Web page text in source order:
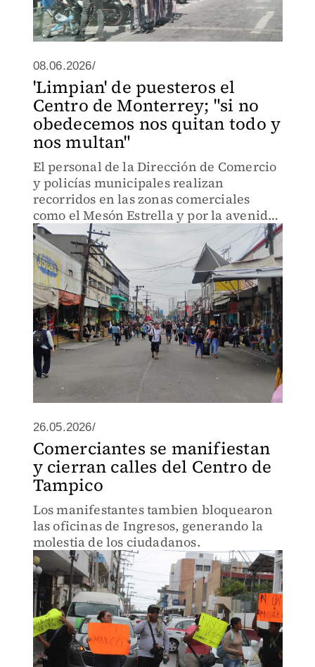
08.06.2026/
'Limpian' de puesteros el
Centro de Monterrey; "si no
obedecemos nos quitan todo y
nos multan"
El personal de la Dirección de Comercio
y policías municipales realizan
recorridos en las zonas comerciales
como el Mesón Estrella y por la avenida
Juárez.
26.05.2026/
Comerciantes se manifiestan
y cierran calles del Centro de
Tampico
Los manifestantes tambien bloquearon
las oficinas de Ingresos, generando la
molestia de los ciudadanos.